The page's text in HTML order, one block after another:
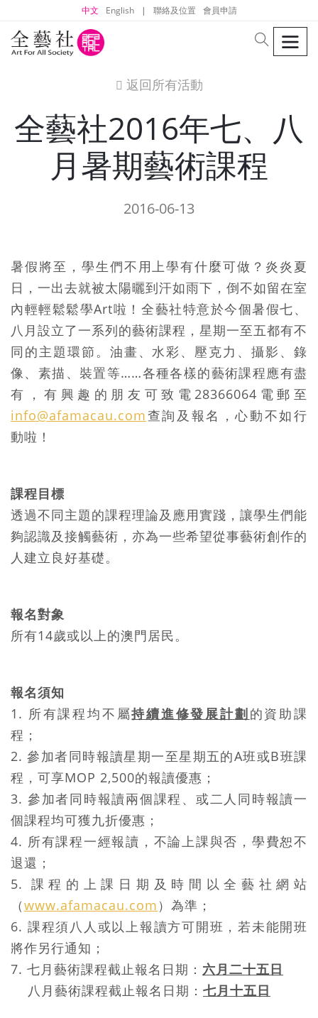
中文 English | 聯絡及位置 會員申請
search
icon
返回所有活動
全藝社2016年七、八
月暑期藝術課程
2016-06-13
暑假將至，學生們不用上學有什麼可做？炎炎夏
日，一出去就被太陽曬到汗如雨下，倒不如留在室
內輕輕鬆鬆學Art啦！全藝社特意於今個暑假七、
八月設立了一系列的藝術課程，星期一至五都有不
同的主題環節。油畫、水彩、壓克力、攝影、錄
像、素描、裝置等……各種各樣的藝術課程應有盡
有，有興趣的朋友可致電28366064電郵至
info@afamacau.com查詢及報名，心動不如行
動啦！
課程目標
透過不同主題的課程理論及應用實踐，讓學生們能
夠認識及接觸藝術，亦為一些希望從事藝術創作的
人建立良好基礎。
報名對象
所有14歲或以上的澳門居民。
報名須知
1. 所有課程均不屬持續進修發展計劃的資助課
程；
2. 參加者同時報讀星期一至星期五的A班或B班課
程，可享MOP 2,500的報讀優惠；
3. 參加者同時報讀兩個課程、或二人同時報讀一
個課程均可獲九折優惠；
4. 所有課程一經報讀，不論上課與否，學費恕不
退還；
5. 課程的上課日期及時間以全藝社網站
（www.afamacau.com ）為準；
6. 課程須八人或以上報讀方可開班，若未能開班
將作另行通知；
7. 七月藝術課程截止報名日期： 六月二十五日
八月藝術課程截止報名日期： 七月十五日